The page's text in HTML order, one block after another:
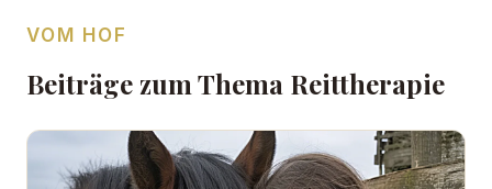
VOM HOF
Beiträge zum Thema Reittherapie